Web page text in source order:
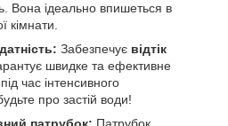
Вона ідеально впишеться в
кімнати.
Забезпечує відтік
швидке та ефективне
час інтенсивного
про застій води!